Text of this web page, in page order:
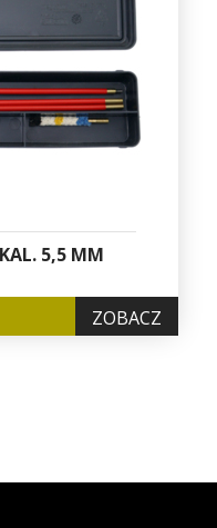
5,5 MM
ZOBACZ